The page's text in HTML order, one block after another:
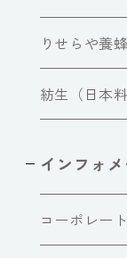
りせらや養
紡生（日本料
インフォ
コーポレート